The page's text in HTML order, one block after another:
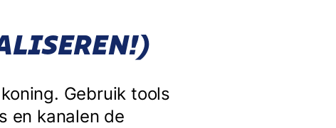
Gebruik tools
en kanalen de